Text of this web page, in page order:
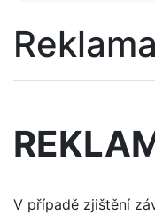
V případě zjištění